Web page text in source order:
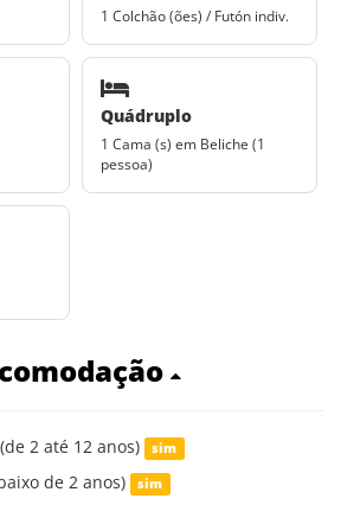
1 Colchão (ões) / Futón indiv.
Quádruplo
1 Cama (s) em Beliche (1
pessoa)
2 até 12 anos) sim
de 2 anos) sim